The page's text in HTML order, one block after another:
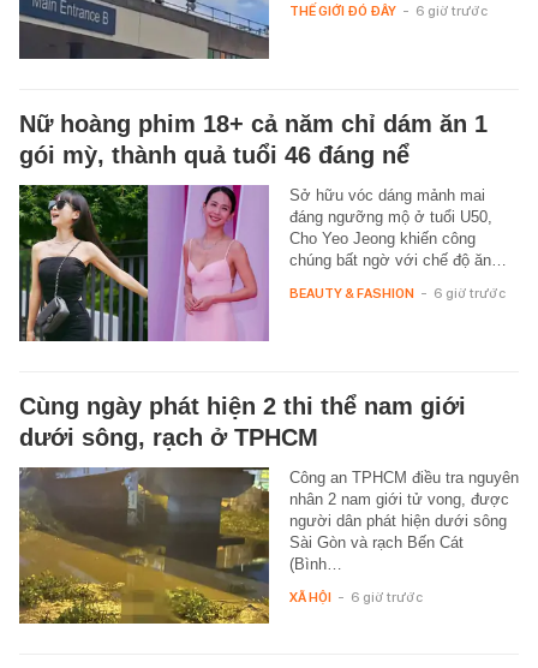
THẾ GIỚI ĐÓ ĐÂY - 6 giờ trước
Nữ hoàng phim 18+ cả năm chỉ dám ăn 1
gói mỳ, thành quả tuổi 46 đáng nể
Sở hữu vóc dáng mảnh mai
đáng ngưỡng mộ ở tuổi U50,
Cho Yeo Jeong khiến công
chúng bất ngờ với chế độ ăn…
BEAUTY & FASHION - 6 giờ trước
Cùng ngày phát hiện 2 thi thể nam giới
dưới sông, rạch ở TPHCM
Công an TPHCM điều tra nguyên
nhân 2 nam giới tử vong, được
người dân phát hiện dưới sông
Sài Gòn và rạch Bến Cát
(Bình…
XÃ HỘI - 6 giờ trước